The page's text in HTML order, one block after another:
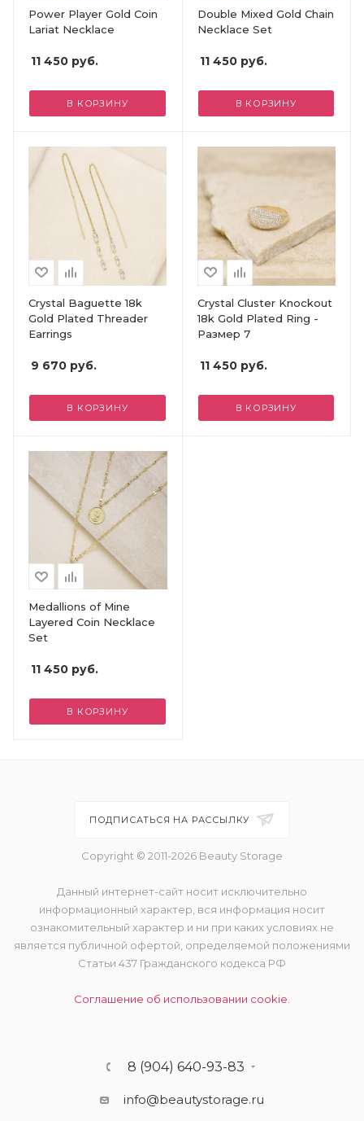
Power Player Gold Coin
Lariat Necklace
11 450 руб.
В КОРЗИНУ
Double Mixed Gold Chain
Necklace Set
11 450руб.
В КОРЗИНУ
Crystal Baguette 18k
Gold Plated Threader
Earrings
9 670 руб.
В КОРЗИНУ
Crystal Cluster Knockout
18k Gold Plated Ring -
Размер 7
11 450руб.
В КОРЗИНУ
Medallions of Mine
Layered Coin Necklace
Set
11 450 руб.
В КОРЗИНУ
ПОДПИСАТЬСЯ НА РАССЫЛКУ
Copyright © 2011-2026 Beauty Storage
Данный интернет-сайт носит исключительно
информационный характер, вся информация носит
ознакомительный характер и ни при каких условиях не
является публичной офертой, определяемой положениями
Статьи 437 Гражданского кодекса РФ
Соглашение об использовании cookie.
8 (904) 640-93-83
info@beautystorage.ru